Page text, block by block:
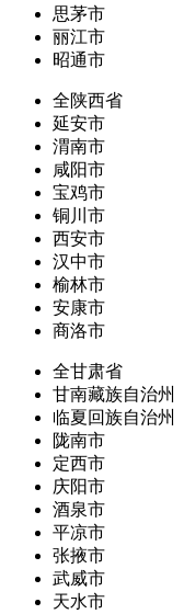
思茅市
丽江市
昭通市
全陕西省
延安市
渭南市
咸阳市
宝鸡市
铜川市
西安市
汉中市
榆林市
安康市
商洛市
全甘肃省
甘南藏族自治州
临夏回族自治州
陇南市
定西市
庆阳市
酒泉市
平凉市
张掖市
武威市
天水市